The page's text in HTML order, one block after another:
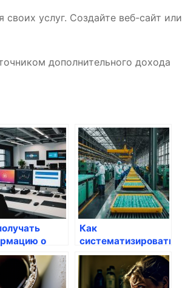
услуг. Создайте веб-сайт или
дополнительного дохода
о
через
Как
систематизировать
свою информацию
через госуслуги